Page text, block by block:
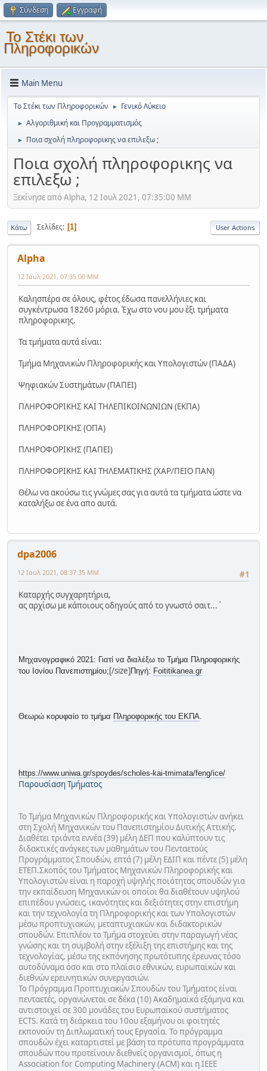
Σύνδεση Εγγραφή
Το Στέκι των
Πληροφορικών
Main Menu
Το Στέκι των Πληροφορικών ► Γενικό Λύκειο
► Αλγοριθμική και Προγραμματισμός
► Ποια σχολή πληροφορικης να επιλεξω ;
Ποια σχολή πληροφορικης να
επιλεξω ;
Ξεκίνησε από Alpha, 12 Ιουλ 2021, 07:35:00 ΜΜ
Κάτω Σελίδες 1 User Actions
Alpha
12 Ιουλ 2021, 07:35:00 ΜΜ
Καλησπέρα σε όλους, φέτος έδωσα πανελλήνιες και
συγκέντρωσα 18260 μόρια. Έχω στο νου μου έξι τμήματα
πληροφορικης.
Τα τμήματα αυτά είναι:
Τμήμα Μηχανικών Πληροφορικής και Υπολογιστών (ΠΑΔΑ)
Ψηφιακών Συστημάτων (ΠΑΠΕΙ)
ΠΛΗΡΟΦΟΡΙΚΗΣ ΚΑΙ ΤΗΛΕΠΙΚΟΙΝΩΝΙΩΝ (ΕΚΠΑ)
ΠΛΗΡΟΦΟΡΙΚΗΣ (ΟΠΑ)
ΠΛΗΡΟΦΟΡΙΚΗΣ (ΠΑΠΕΙ)
ΠΛΗΡΟΦΟΡΙΚΗΣ ΚΑΙ ΤΗΛΕΜΑΤΙΚΗΣ (ΧΑΡ/ΠΕΙΟ ΠΑΝ)
Θέλω να ακούσω τις γνώμες σας για αυτά τα τμήματα ώστε να
καταλήξω σε ένα απο αυτά.
dpa2006
#1
12 Ιουλ 2021, 08:37:35 ΜΜ
Καταρχής συγχαρητήρια,
ας αρχίσω με κάποιους οδηγούς από το γνωστό σαιτ...΄
Μηχανογραφικό 2021: Γιατί να διαλέξω το Τμήμα Πληροφορικής
του Ιονίου Πανεπιστημίου;[/size]Πηγή: Foititikanea.gr
Θεωρώ κορυφαίο το τμήμα Πληροφορικής του ΕΚΠΑ.
https://www.uniwa.gr/spoydes/scholes-kai-tmimata/feng/ice/
Παρουσίαση Τμήματος
Το Τμήμα Μηχανικών Πληροφορικής και Υπολογιστών ανήκει
στη Σχολή Μηχανικών του Πανεπιστημίου Δυτικής Αττικής.
Διαθέτει τριάντα εννέα (39) μέλη ΔΕΠ που καλύπτουν τις
διδακτικές ανάγκες των μαθημάτων του Πενταετούς
Προγράμματος Σπουδών, επτά (7) μέλη ΕΔΙΠ και πέντε (5) μέλη
ΕΤΕΠ.Σκοπός του Τμήματος Μηχανικών Πληροφορικής και
Υπολογιστών είναι η παροχή υψηλής ποιότητας σπουδών για
την εκπαίδευση Μηχανικών οι οποίοι θα διαθέτουν υψηλού
επιπέδου γνώσεις, ικανότητες και δεξιότητες στην επιστήμη
και την τεχνολογία τη Πληροφορικής και των Υπολογιστών
μέσω προπτυχιακών, μεταπτυχιακών και διδακτορικών
σπουδών. Επιπλέον το Τμήμα στοχεύει στην παραγωγή νέας
γνώσης και τη συμβολή στην εξέλιξη της επιστήμης και της
τεχνολογίας, μέσω της εκπόνησης πρωτότυπης έρευνας τόσο
αυτοδύναμα όσο και στο πλαίσιο εθνικών, ευρωπαϊκών και
διεθνών ερευνητικών συνεργασιών.
Το Πρόγραμμα Προπτυχιακών Σπουδών του Τμήματος είναι
πενταετές, οργανώνεται σε δέκα (10) Ακαδημαϊκά εξάμηνα και
αντιστοιχεί σε 300 μονάδες του Ευρωπαϊκού συστήματος
ECTS. Κατά τη διάρκεια του 10ου εξαμήνου οι φοιτητές
εκπονούν τη Διπλωματική τους Εργασία. Το πρόγραμμα
σπουδών έχει καταρτιστεί με βάση τα πρότυπα προγράμματα
σπουδών που προτείνουν διεθνείς οργανισμοί, όπως η
Association for Computing Machinery (ACM) και η IEEE